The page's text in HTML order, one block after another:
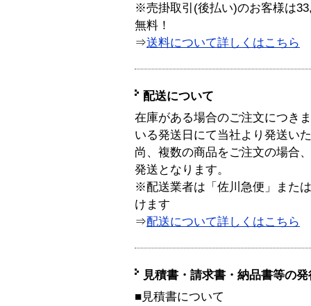
※売掛取引(後払い)のお客様は
無料！
⇒送料について詳しくはこちら
配送について
在庫がある場合のご注文につき
いる発送日にて当社より発送い
尚、複数の商品をご注文の場合
発送となります。
※配送業者は「佐川急便」また
けます
⇒配送について詳しくはこちら
見積書・請求書・納品書等の
■見積書について